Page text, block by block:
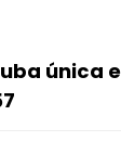
única